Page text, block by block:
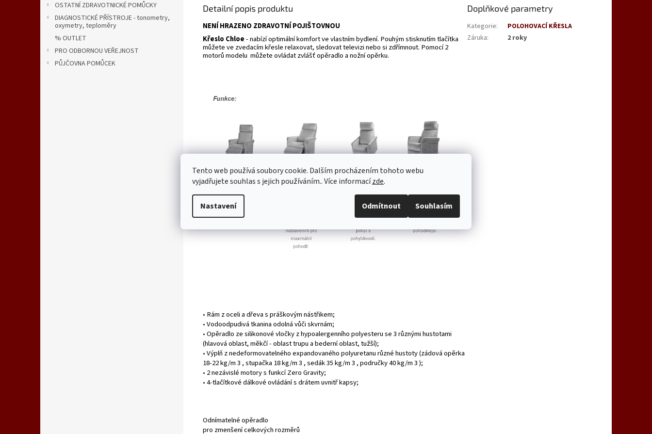
Tento web používá soubory cookie. Dalším procházením tohoto webu
vyjadřujete souhlas s jejich používáním.. Více informacízde.
Nastavení Odmítnout Souhlasím
OSTATNÍ ZDRAVOTNICKÉ POMŮCKY
DIAGNOSTICKÉ PŘÍSTROJE - tonometry,
oxymetry, teploměry
% OUTLET
PRO ODBORNOU VEŘEJNOST
PŮJČOVNA POMŮCEK
Detailní popis produktu
NENÍ HRAZENO ZDRAVOTNÍ POJIŠTOVNOU
Křeslo Chloe- nabízí optimální komfort ve vlastním bydlení. Pouhým stisknutím tlačítka
můžete ve zvedacím křesle relaxovat, sledovat televizi nebo si zdřímnout. Pomocí 2
motorů modelu můžete ovládat zvlášť opěradlo a nožní opěrku.
• Rám z oceli a dřeva s práškovým nástřikem;
• Vodoodpudivá tkanina odolná vůči skvrnám;
• Opěradlo ze silikonové vločky z hypoalergenního polyesteru se 3 různými hustotami
(hlavová oblast, měkčí - oblast trupu a bederní oblast, tužší);
• Výplň z nedeformovatelného expandovaného polyuretanu různé hustoty (zádová opěrka
18-22 kg/m3, stupačka 18 kg/m3, sedák 35 kg/m3, područky 40 kg/m3);
• 2 nezávislé motory s funkcí Zero Gravity;
• 4-tlačítkové dálkové ovládání s drátem uvnitř kapsy;
Odnímatelné opěradlo
pro zmenšení celkových rozměrů
Doplňkové parametry
Kategorie:
POLOHOVACÍ KŘESLA
Záruka: 2 roky